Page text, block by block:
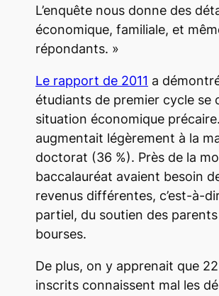
L’enquête nous donne des
économique, familiale, et
répondants. »
Le rapport de 2011 a
étudiants de premier cycle se
situation économique
augmentait légèrement à la
doctorat (36 %). Près de la
baccalauréat avaient besoin
revenus différentes, c’est-à-
partiel, du soutien des
bourses.
De plus, on y apprenait que
inscrits connaissent mal les